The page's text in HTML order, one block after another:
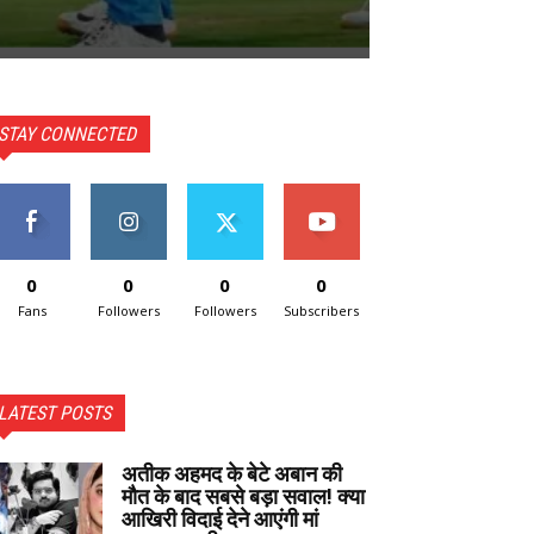
CONNECTED
0
Fans
0
Followers
0
Followers
0
Subscribers
POSTS
अतीक अहमद के बेटे अबान की
मौत के बाद सबसे बड़ा सवाल! क्या
आखिरी विदाई देने आएंगी मां